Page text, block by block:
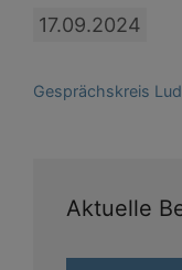
17.09.2024
Gesprächskreis
Aktuelle